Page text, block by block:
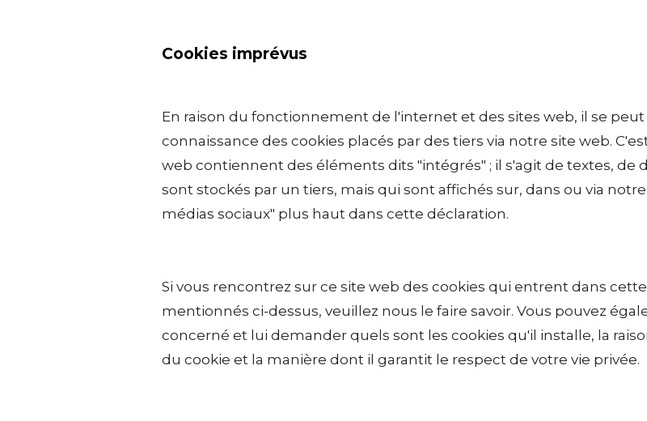
Cookies imprévus
En raison du fonctionnement de l'internet et des sites web, il se
connaissance des cookies placés par des tiers via notre site web.
web contiennent des éléments dits "intégrés" ; il s'agit de textes, de
sont stockés par un tiers, mais qui sont affichés sur, dans ou via
médias sociaux" plus haut dans cette déclaration.
Si vous rencontrez sur ce site web des cookies qui entrent dans
mentionnés ci-dessus, veuillez nous le faire savoir. Vous pouvez
concerné et lui demander quels sont les cookies qu'il installe, la
du cookie et la manière dont il garantit le respect de votre vie privée.